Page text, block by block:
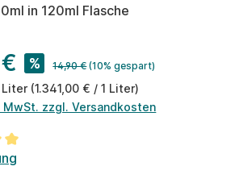
in 120ml Flasche
% 14,90 € (10% gespart)
Liter (1.341,00 € / 1 Liter)
MwSt. zzgl. Versandkosten
Bewertung von 5 von 5 Sternen